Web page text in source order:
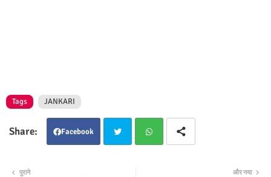
Tags JANKARI
Facebook
और नया
पुराने